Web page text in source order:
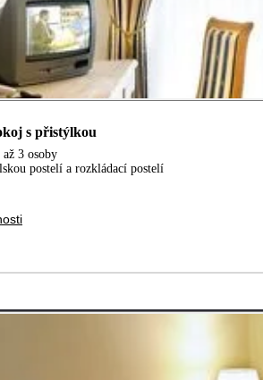
s přistýlkou
3 osoby
postelí a rozkládací postelí